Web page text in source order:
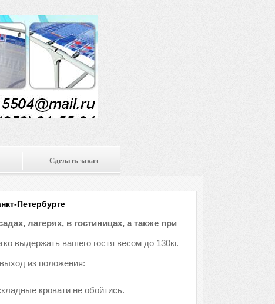
Сделать заказ
Петербурге
лагерях, в гостиницах, а также при
выдержать вашего гостя весом до 130кг.
из положения:
кровати не обойтись.